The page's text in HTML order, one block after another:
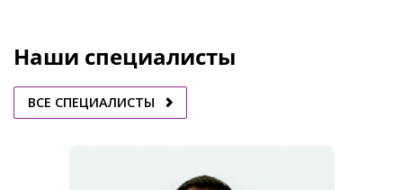
Наши специалисты
ВСЕ СПЕЦИАЛИСТЫ